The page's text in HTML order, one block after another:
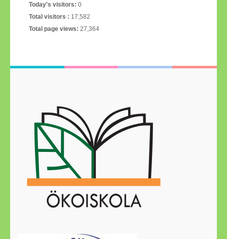
Today's visitors: 0
Total visitors : 17,582
Total page views: 27,364